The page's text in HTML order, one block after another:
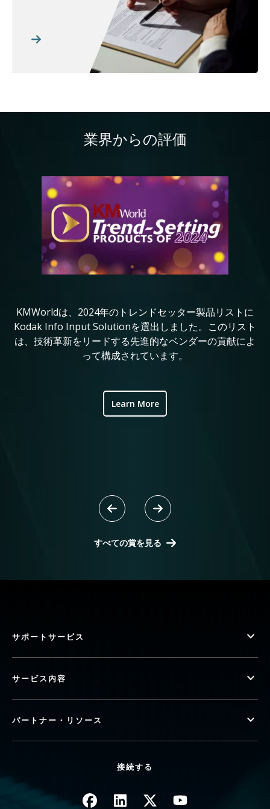
業界からの評価
KMWorldは、2024年のトレンドセッター製品リストに
Kodak Info Input Solutionを選出しました。このリスト
は、技術革新をリードする先進的なベンダーの貢献によ
って構成されています。
Learn More
すべての賞を見る
サポートサービス
サービス内容
パートナー・リソース
接続する
画像 画像 画像 画像